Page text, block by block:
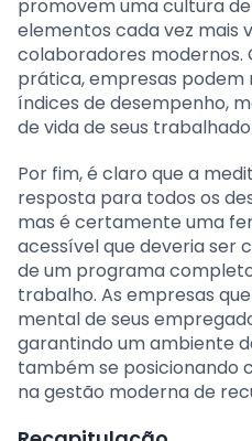
promovem uma cultura
elementos cada vez mais
colaboradores modernos.
prática, empresas podem
índices de desempenho,
de vida de seus
Por fim, é claro que a
resposta para todos os
mas é certamente uma
acessível que deveria ser
de um programa
trabalho. As empresas
mental de seus
garantindo um ambiente
também se posicionando
na gestão moderna de